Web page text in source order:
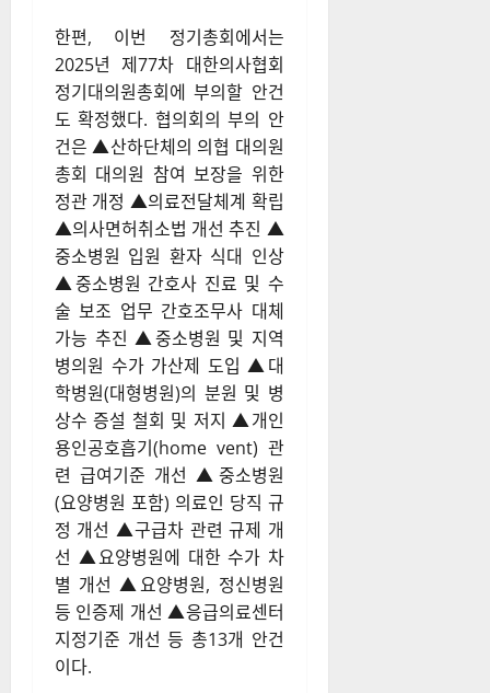
한편, 이번 정기총회에서는
2025년 제77차 대한의사협회
정기대의원총회에 부의할 안건
도 확정했다. 협의회의 부의 안
건은 ▲산하단체의 의협 대의원
총회 대의원 참여 보장을 위한
정관 개정 ▲의료전달체계 확립
▲의사면허취소법 개선 추진 ▲
중소병원 입원 환자 식대 인상
▲중소병원 간호사 진료 및 수
술 보조 업무 간호조무사 대체
가능 추진 ▲중소병원 및 지역
병의원 수가 가산제 도입 ▲대
학병원(대형병원)의 분원 및 병
상수 증설 철회 및 저지 ▲개인
용인공호흡기(home vent) 관
련 급여기준 개선 ▲중소병원
(요양병원 포함) 의료인 당직 규
정 개선 ▲구급차 관련 규제 개
선 ▲요양병원에 대한 수가 차
별 개선 ▲요양병원, 정신병원
등 인증제 개선 ▲응급의료센터
지정기준 개선 등 총13개 안건
이다.